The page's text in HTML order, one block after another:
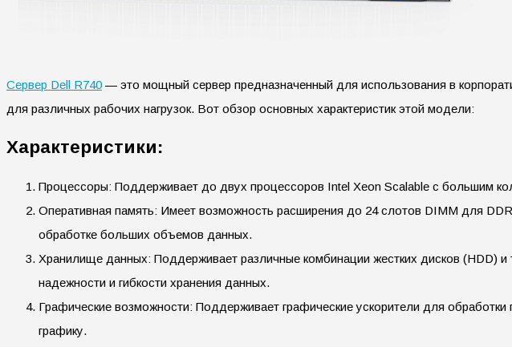
Сервер Dell R740 — это мощный сервер предназначенный для использования в
для различных рабочих нагрузок. Вот обзор основных характеристик этой модели:
Характеристики:
Процессоры: Поддерживает до двух процессоров Intel Xeon Scalable с большим
Оперативная память: Имеет возможность расширения до 24 слотов DIMM для
обработке больших объемов данных.
Хранилище данных: Поддерживает различные комбинации жестких дисков (HDD)
надежности и гибкости хранения данных.
Графические возможности: Поддерживает графические ускорители для
графику.